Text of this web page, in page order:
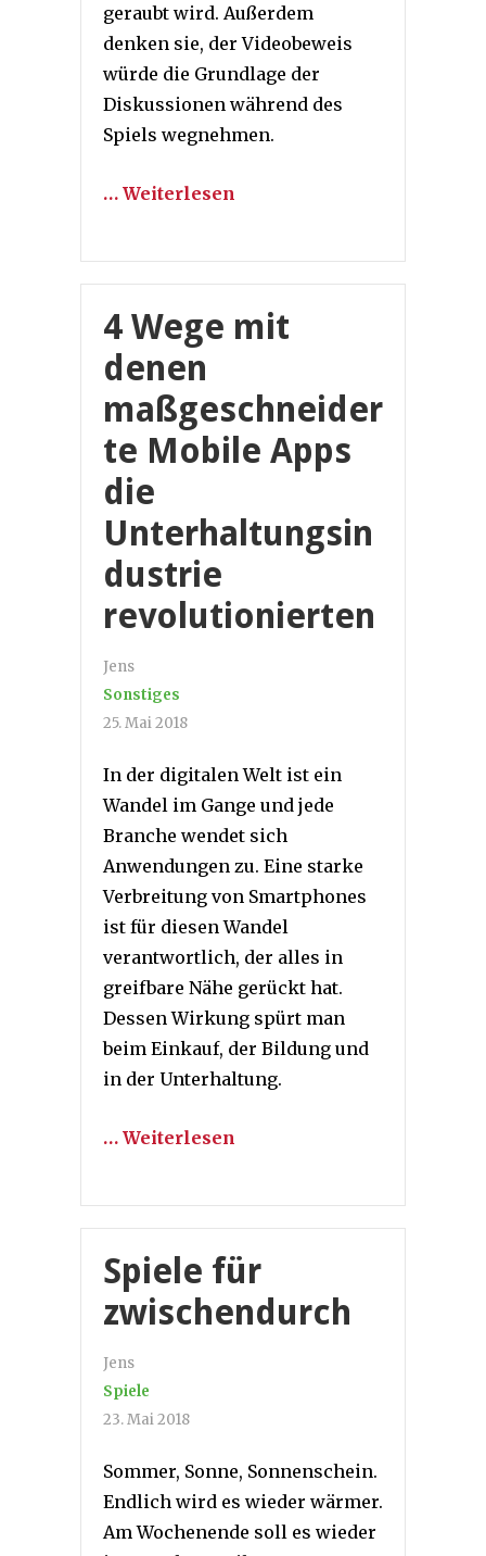
geraubt wird. Außerdem
denken sie, der Videobeweis
würde die Grundlage der
Diskussionen während des
Spiels wegnehmen.
… Weiterlesen
4 Wege mit
denen
maßgeschneider
te Mobile Apps
die
Unterhaltungsin
dustrie
revolutionierten
Jens
Sonstiges
25. Mai 2018
In der digitalen Welt ist ein
Wandel im Gange und jede
Branche wendet sich
Anwendungen zu. Eine starke
Verbreitung von Smartphones
ist für diesen Wandel
verantwortlich, der alles in
greifbare Nähe gerückt hat.
Dessen Wirkung spürt man
beim Einkauf, der Bildung und
in der Unterhaltung.
… Weiterlesen
Spiele für
zwischendurch
Jens
Spiele
23. Mai 2018
Sommer, Sonne, Sonnenschein.
Endlich wird es wieder wärmer.
Am Wochenende soll es wieder